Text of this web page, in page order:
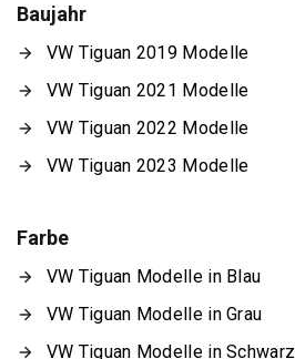
Baujahr
VW Tiguan 2019 Modelle
VW Tiguan 2021 Modelle
VW Tiguan 2022 Modelle
VW Tiguan 2023 Modelle
Farbe
VW Tiguan Modelle in Blau
VW Tiguan Modelle in Grau
VW Tiguan Modelle in Schwarz